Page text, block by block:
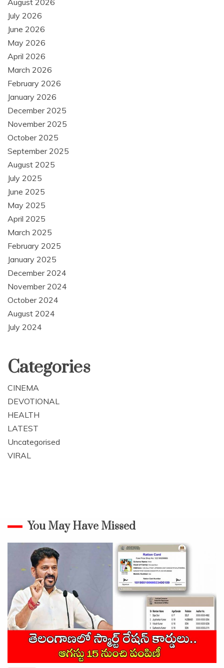
August 2026
July 2026
June 2026
May 2026
April 2026
March 2026
February 2026
January 2026
December 2025
November 2025
October 2025
September 2025
August 2025
July 2025
June 2025
May 2025
April 2025
March 2025
February 2025
January 2025
December 2024
November 2024
October 2024
August 2024
July 2024
Categories
CINEMA
DEVOTIONAL
HEALTH
LATEST
Uncategorised
VIRAL
You May Have Missed